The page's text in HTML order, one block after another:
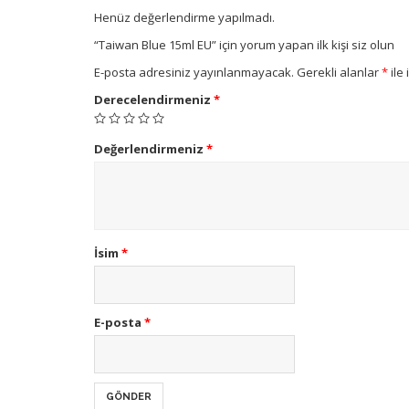
Henüz değerlendirme yapılmadı.
“Taiwan Blue 15ml EU” için yorum yapan ilk kişi siz olun
E-posta adresiniz yayınlanmayacak. Gerekli alanlar*ile
Derecelendirmeniz *
Değerlendirmeniz *
İsim *
E-posta *